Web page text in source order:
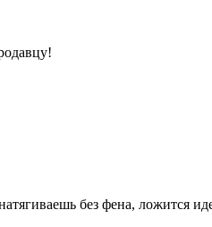
без фена, ложится